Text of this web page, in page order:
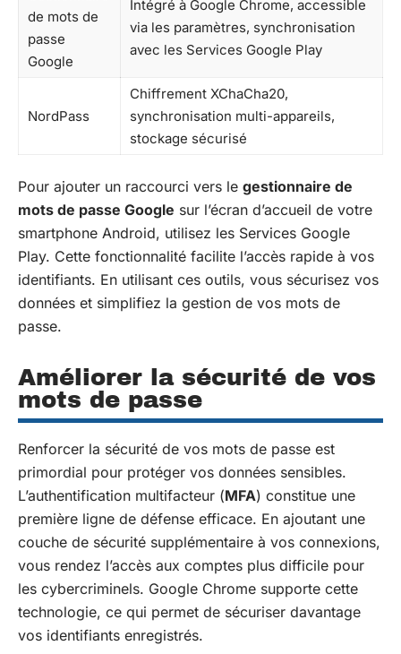
de mots de
passe
Google
Intégré à Google Chrome, accessible
via les paramètres, synchronisation
avec les Services Google Play
NordPass
Chiffrement XChaCha20,
synchronisation multi-appareils,
stockage sécurisé
Pour ajouter un raccourci vers le gestionnaire de
mots de passe Google sur l’écran d’accueil de votre
smartphone Android, utilisez les Services Google
Play. Cette fonctionnalité facilite l’accès rapide à vos
identifiants. En utilisant ces outils, vous sécurisez vos
données et simplifiez la gestion de vos mots de
passe.
Améliorer la sécurité de vos
mots de passe
Renforcer la sécurité de vos mots de passe est
primordial pour protéger vos données sensibles.
L’authentification multifacteur (MFA) constitue une
première ligne de défense efficace. En ajoutant une
couche de sécurité supplémentaire à vos connexions,
vous rendez l’accès aux comptes plus difficile pour
les cybercriminels. Google Chrome supporte cette
technologie, ce qui permet de sécuriser davantage
vos identifiants enregistrés.